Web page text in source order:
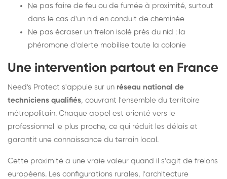
Ne pas faire de feu ou de fumée à proximité, surtout
dans le cas d'un nid en conduit de cheminée
Ne pas écraser un frelon isolé près du nid : la
phéromone d'alerte mobilise toute la colonie
Une intervention partout en France
Need's Protect s'appuie sur un réseau national de
techniciens qualifiés, couvrant l'ensemble du territoire
métropolitain. Chaque appel est orienté vers le
professionnel le plus proche, ce qui réduit les délais et
garantit une connaissance du terrain local.
Cette proximité a une vraie valeur quand il s'agit de frelons
européens. Les configurations rurales, l'architecture